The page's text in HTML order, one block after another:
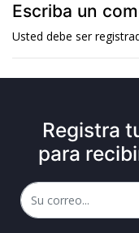
Escriba un
Usted debe ser
Registra
para